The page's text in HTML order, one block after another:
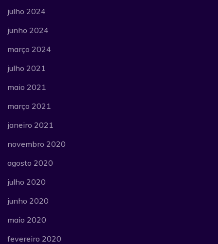
julho 2024
junho 2024
março 2024
julho 2021
maio 2021
março 2021
janeiro 2021
novembro 2020
agosto 2020
julho 2020
junho 2020
maio 2020
fevereiro 2020